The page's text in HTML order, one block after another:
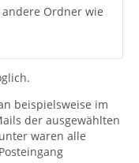
Ordner wie
beispielsweise im
der ausgewählten
waren alle